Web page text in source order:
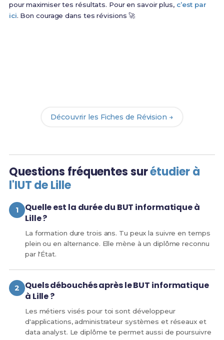
pour maximiser tes résultats. Pour en savoir plus, c’est par
ici. Bon courage dans tes révisions 🚀
Découvrir les Fiches de Révision →
Questions fréquentes surétudier à
l'IUT de Lille
Quelle est la durée du BUT informatique à
Lille ?
La formation dure trois ans. Tu peux la suivre en temps
plein ou en alternance. Elle mène à un diplôme reconnu
par l'État.
Quels débouchés après le BUT informatique
à Lille ?
Les métiers visés pour toi sont développeur
d'applications, administrateur systèmes et réseaux et
data analyst. Le diplôme te permet aussi de poursuivre